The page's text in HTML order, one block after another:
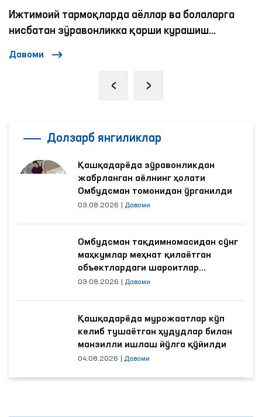
Омбудсманнинг бир куни
Давоми
‹ ›
Долзарб янгиликлар
Қашқадарёда зўравонликдан
жабрланган аёлнинг ҳолати
Омбудсман томонидан ўрганилди
03.08.2026 Давоми
Омбудсман тақдимномасидан сўнг
маҳкумлар меҳнат қилаётган
объектлардаги шароитлар
яхшиланди
03.08.2026 Давоми
Қашқадарёда мурожаатлар кўп
келиб тушаётган ҳудудлар билан
манзилли ишлаш йўлга қўйилди
04.08.2026 Давоми